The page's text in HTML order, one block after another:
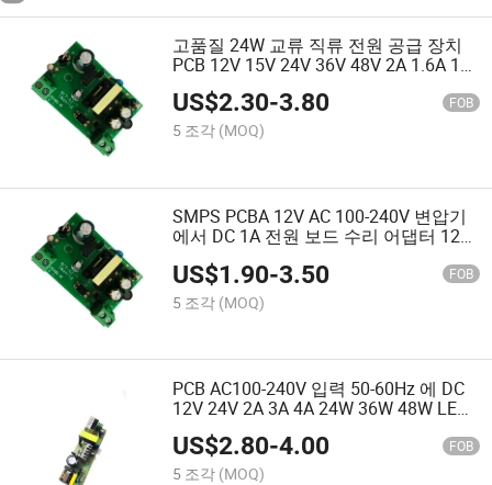
고품질 24W 교류 직류 전원 공급 장치
PCB 12V 15V 24V 36V 48V 2A 1.6A 1A
0.6A 0.5A LED 오픈 프레임 전원 공급
장치
US$2.30-3.80 FOB
5 조각 (MOQ)
SMPS PCBA 12V AC 100-240V 변압기
에서 DC 1A 전원 보드 수리 어댑터 12W
US$1.90-3.50 FOB
5 조각 (MOQ)
PCB AC100-240V 입력 50-60Hz 에 DC
12V 24V 2A 3A 4A 24W 36W 48W LED
드라이버 스위칭 오픈 프레임 전원 공급
장치 36W
US$2.80-4.00 FOB
5 조각 (MOQ)